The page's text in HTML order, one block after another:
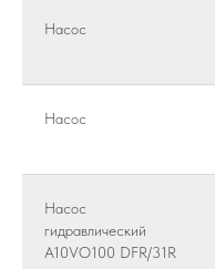
Насос
Насос
Насос
гидравлический
A10VO100 DFR/31R